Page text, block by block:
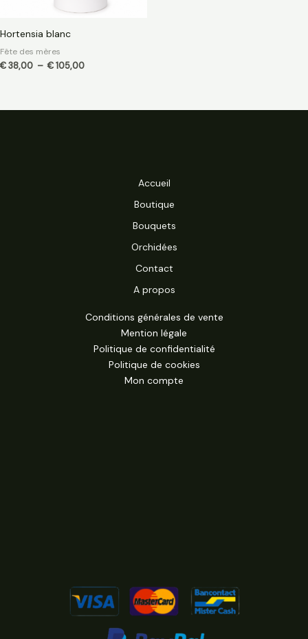
Hortensia blanc
Fête des mères
€38,00 – €105,00
Accueil
Boutique
Bouquets
Orchidées
Contact
A propos
Conditions générales de vente
Mention légale
Politique de confidentialité
Politique de cookies
Mon compte